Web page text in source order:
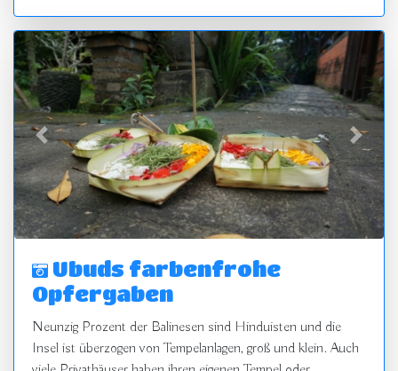
zurück vor
Ubuds farbenfrohe
Opfergaben
Neunzig Prozent der Balinesen sind Hinduisten und die
Insel ist überzogen von Tempelanlagen, groß und klein. Auch